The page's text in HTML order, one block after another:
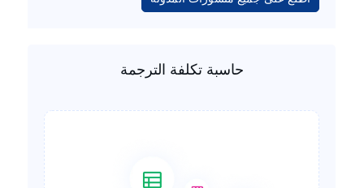
حاسبة تكلفة الترجمة